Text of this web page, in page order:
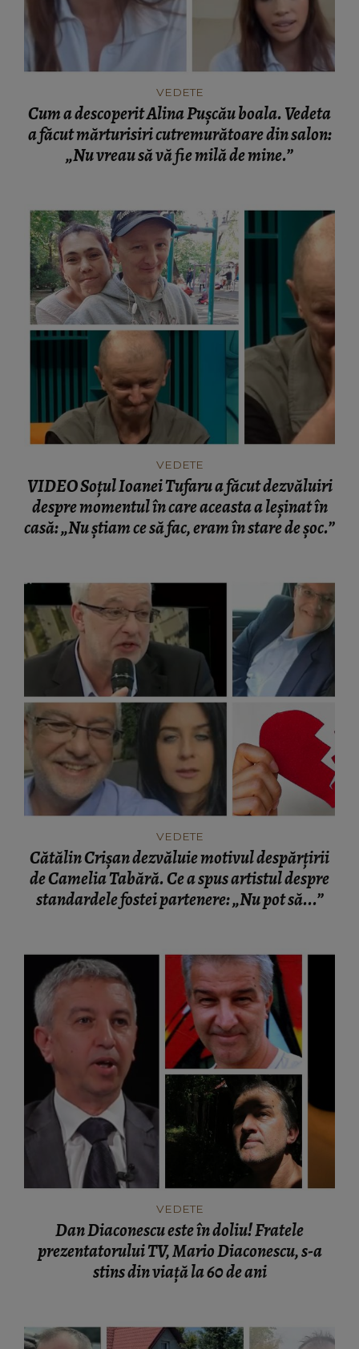
VEDETE
Cum a descoperit Alina Pușcău boala. Vedeta
a făcut mărturisiri cutremurătoare din salon:
„Nu vreau să vă fie milă de mine.”
VEDETE
VIDEO Soțul Ioanei Tufaru a făcut dezvăluiri
despre momentul în care aceasta a leșinat în
casă: „Nu știam ce să fac, eram în stare de șoc.”
VEDETE
Cătălin Crișan dezvăluie motivul despărțirii
de Camelia Tabără. Ce a spus artistul despre
standardele fostei partenere: „Nu pot să...”
VEDETE
Dan Diaconescu este în doliu! Fratele
prezentatorului TV, Mario Diaconescu, s-a
stins din viață la 60 de ani